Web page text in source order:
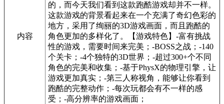
内容
的，而今天我们看到这款跑酷游戏却并不一样。
这款游戏的背景看起来在一个充满了奇幻色彩的
地方，采用了绚丽的3D游戏画面，而且跑酷的
角色更加的多样化了。【游戏特色】-富有挑战
性的游戏，需要时间来完美；-BOSS之战；-140
个关卡；-4个独特的3D世界；-超过300+个不同
角色的完美和收集；-基于PhysX的物理引擎，让
游戏更加真实；-第三人称视角，能够让你看到
跑酷的完整动作；-每次玩都会有不一样的感
受；-高分辨率的游戏画面；